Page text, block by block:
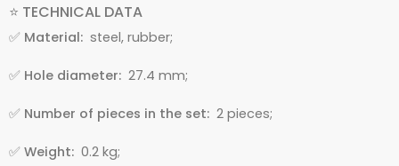
⭐ TECHNICAL DATA
✅ Material: steel, rubber;
✅ Hole diameter: 27.4 mm;
✅ Number of pieces in the set: 2 pieces;
✅ Weight: 0.2 kg;